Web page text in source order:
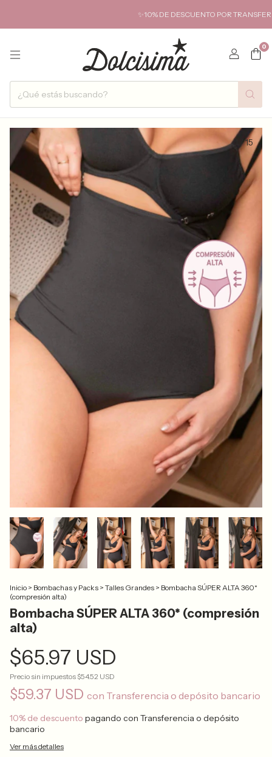
✨10% DE DESCUENTO POR
0
/15
Inicio > Bombachas y Packs > Talles Grandes > Bombacha SÚPER ALTA 360*
(compresión alta)
Bombacha SÚPER ALTA 360* (compresión
alta)
$65.97 USD
Precio sin impuestos $54.52 USD
$59.37 USD con Transferencia o depósito bancario
10% de descuento pagando con Transferencia o depósito
bancario
Ver más detalles